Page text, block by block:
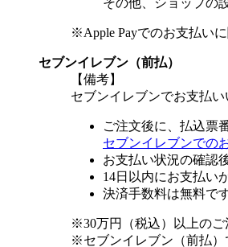
その他、ショップの
※Apple Payでのお支払い
セブンイレブン（前払）
【備考】
セブンイレブンでお支払い
ご注文後に、払込票
セブンイレブンでの
お支払い状況の確認
14日以内にお支払い
決済手数料は無料です
※30万円（税込）以上のご
※セブンイレブン（前払）